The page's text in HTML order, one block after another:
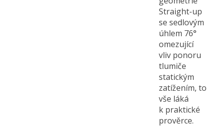
Straight-up
se sedlovým
úhlem 76°
omezující
vliv ponoru
tlumiče
statickým
zatížením, to
vše láká
k praktické
prověrce.